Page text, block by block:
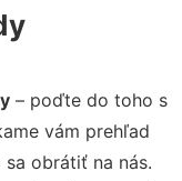
– poďte do toho s
vám prehľad
obrátiť na nás.